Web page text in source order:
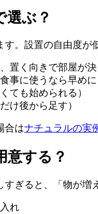
選ぶ？
。設置の自由度が
置く向きで部屋が決
事に使うなら早めに
ても始められる）
け後から足す）
合はナチュラルの実
意する？
ぎると、「物が増
れ